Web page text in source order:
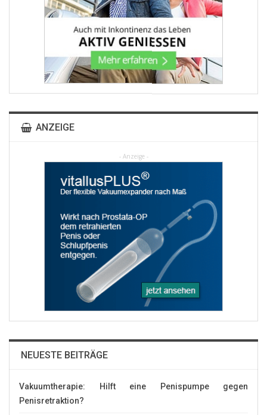
ANZEIGE
- Anzeige -
NEUESTE BEITRÄGE
Vakuumtherapie: Hilft eine Penispumpe gegen
Penisretraktion?